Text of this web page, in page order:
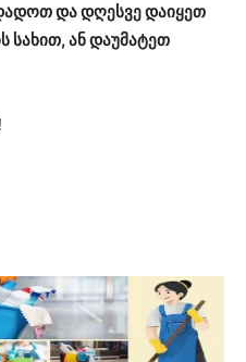
და დღესვე დაიყეთ
სახით, ან დაუმატეთ